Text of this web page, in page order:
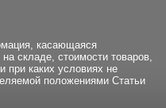
касающаяся
складе, стоимости товаров,
при каких условиях не
положениями Статьи